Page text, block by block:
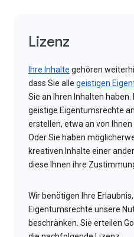
Lizenz
Ihre Inhalte gehören
dass Sie alle geistigen
Sie an Ihren Inhalten
geistige Eigentumsrechte
erstellen, etwa an von
Oder Sie haben
kreativen Inhalte einer
diese Ihnen ihre
Wir benötigen Ihre
Eigentumsrechte unsere
beschränken. Sie erteilen